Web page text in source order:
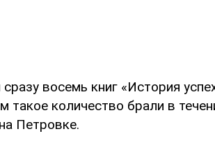
восемь книг «История
такое количество брали в
Петровке.